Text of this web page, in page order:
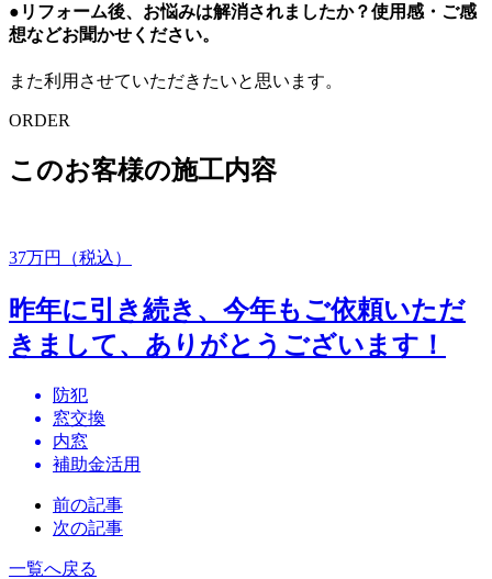
●リフォーム後、お悩みは解消されましたか？使用感・ご感
想などお聞かせください。
また利用させていただきたいと思います。
ORDER
このお客様の施工内容
37万円（税込）
昨年に引き続き、今年もご依頼いただ
きまして、ありがとうございます！
防犯
窓交換
内窓
補助金活用
前の記事
次の記事
一覧へ戻る